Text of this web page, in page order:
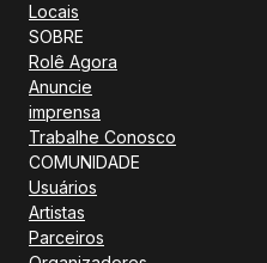
Locais
SOBRE
Rolê Agora
Anuncie
imprensa
Trabalhe Conosco
COMUNIDADE
Usuários
Artistas
Parceiros